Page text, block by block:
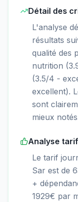
Détail des
L'analyse
résultats
qualité des
nutrition
(3.5/4 -
excellent).
sont
mieux
Analyse
Le tarif
Sar est de
+
1929€ par